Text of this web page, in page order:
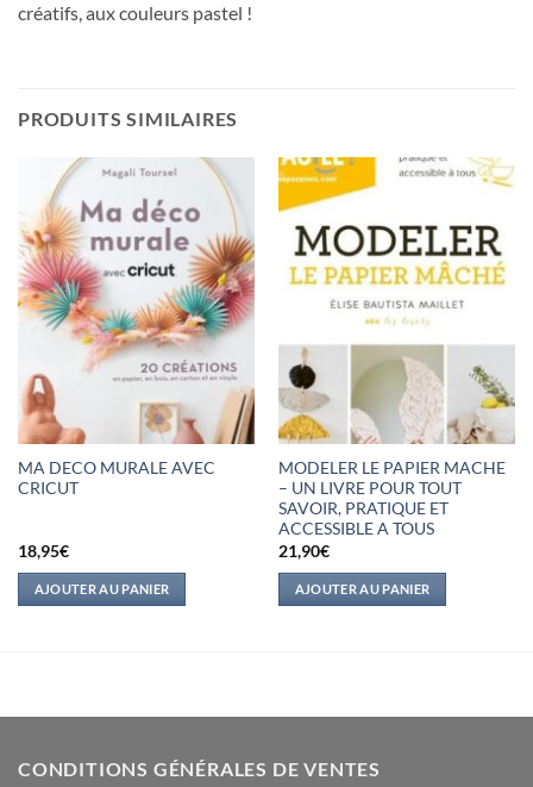
créatifs, aux couleurs pastel !
PRODUITS SIMILAIRES
MA DECO MURALE AVEC
CRICUT
18,95€
AJOUTER AU PANIER
MODELER LE PAPIER MACHE
– UN LIVRE POUR TOUT
SAVOIR, PRATIQUE ET
ACCESSIBLE A TOUS
21,90€
AJOUTER AU PANIER
CONDITIONS GÉNÉRALES DE VENTES